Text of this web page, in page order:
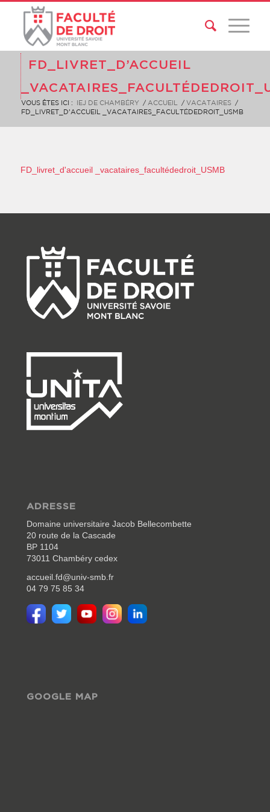
FD_LIVRET_D’ACCUEIL
VOUS ÊTES ICI : IEJ DE CHAMBÉRY / ACCUEIL / VACATAIRES
/
FD_LIVRET_D’ACCUEIL _VACATAIRES_FACULTÉDEDROIT_USMB
FD_livret_d'accueil _vacataires_facultédedroit_USMB
ADRESSE
Domaine universitaire Jacob Bellecombette
20 route de la Cascade
BP 1104
73011 Chambéry cedex
accueil.fd@univ-smb.fr
04 79 75 85 34
GOOGLE MAP